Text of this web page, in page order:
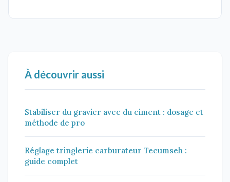
À découvrir aussi
Stabiliser du gravier avec du ciment : dosage et
méthode de pro
Réglage tringlerie carburateur Tecumseh :
guide complet